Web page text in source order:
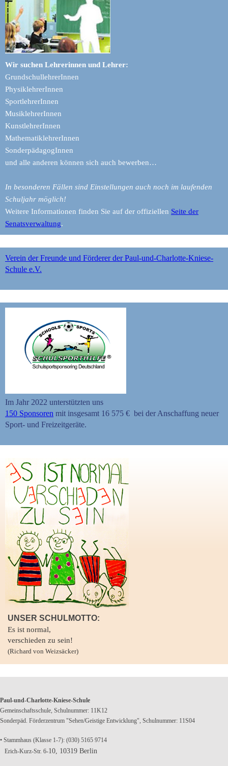
Wir suchen Lehrerinnen und Lehrer:
GrundschullehrerInnen
PhysiklehrerInnen
SportlehrerInnen
MusiklehrerInnen
KunstlehrerInnen
MathematiklehrerInnen
SonderpädagogInnen
und alle anderen können sich auch bewerben…
In besonderen Fällen sind Einstellungen auch noch im laufenden
Schuljahr möglich!
Weitere Informationen finden Sie auf der offiziellen Seite der
Senatsverwaltung.
Verein der Freunde und Förderer der Paul-und-Charlotte-Kniese-
Schule e.V.
Im Jahr 2022 unterstützten uns
150 Sponsoren mit insgesamt 16 575 € bei der Anschaffung neuer
Sport- und Freizeitgeräte.
UNSER SCHULMOTTO:
Es ist normal,
verschieden zu sein!
(Richard von Weizsäcker)
Paul-und-Charlotte-Kniese-Schule
Gemeinschaftsschule, Schulnummer: 11K12
Sonderpäd. Förderzentrum "Sehen/Geistige Entwicklung", Schulnummer: 11S04
• Stammhaus (Klasse 1-7): (030) 5165 9714
Erich-Kurz-Str. 6-10, 10319 Berlin